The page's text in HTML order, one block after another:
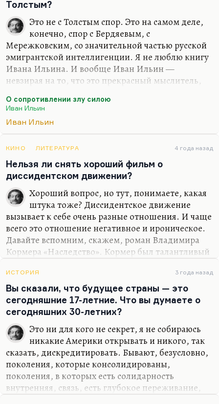
Толстым?
Это не с Толстым спор. Это на самом деле,
конечно, спор с Бердяевым, с
Мережковским, со значительной частью русской
эмигрантской интеллигенции. Я не люблю книгу
Ивана Ильина. И вообще Иван Ильин —
невзирая на то, что это прекрасный мыслитель,
прекрасный знаток античности и так далее,
«Мыслитель», один из героев, там он с
при всём при этом мне не нравится Иван Ильин.
Я имею право на это мнение. Он очень нравился
крупным русским силовикам периода пятого-
десятого годов, пока его не сменил Фёдор
Достоевский, на которого идёт сейчас такая мода,
которого так сейчас принято…
О сопротивлении злу силою
Иван Ильин
Иван Ильин
КИНО ЛИТЕРАТУРА 4 года назад
Нельзя ли снять хороший фильм о
диссидентском движении?
Хороший вопрос, но тут, понимаете, какая
штука тоже? Диссидентское движение
вызывает к себе очень разные отношения. И чаще
всего это отношение негативное и ироническое.
Давайте вспомним, скажем, роман Владимира
Кормера «Наследство». Кормер был талантливый
сектантской природе диссидентского движения,
о культах личности, которые там возникают, о
диком самомнении, о невежестве диссидентов.
Диссиденты сами отличались довольно большой
самоиронией. Вспомните кимовские песенки
типа «Блатной диссидентской»:
Покамест мы статую выбирали,
Где лозунги сподручней раскидать,
Они у нас на хате побывали,
Три доллара засунув под…
ИСТОРИЯ 3 года назад
Вы сказали, что будущее страны — это
сегодняшние 17-летние. Что вы думаете о
сегодняшних 30-летних?
Это ни для кого не секрет, я не собираюсь
никакие Америки открывать и никого, так
сказать, дискредитировать. Бывают, безусловно,
поколения, которые консолидированы,
поколения, в которых есть солидарность
внутренняя, связь, есть глубокое переживание,